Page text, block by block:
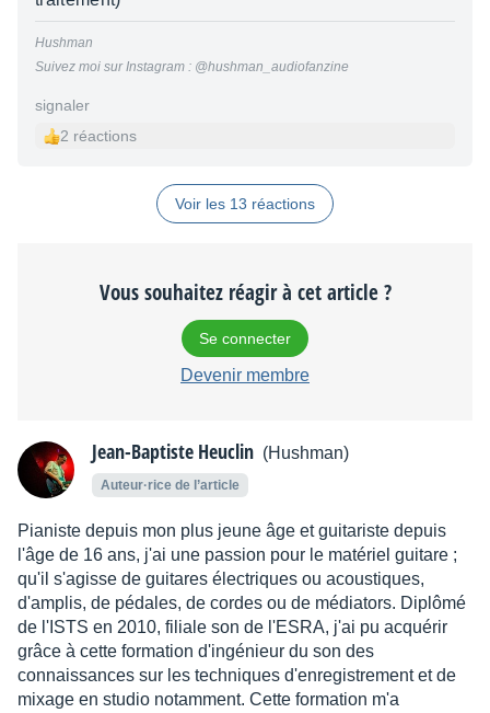
Hushman
Suivez moi sur Instagram : @hushman_audiofanzine
signaler
2 réactions
Voir les 13 réactions
Vous souhaitez réagir à cet article ?
Se connecter
Devenir membre
Jean-Baptiste Heuclin (Hushman)
Auteur·rice de l’article
Pianiste depuis mon plus jeune âge et guitariste depuis
l'âge de 16 ans, j'ai une passion pour le matériel guitare ;
qu'il s'agisse de guitares électriques ou acoustiques,
d'amplis, de pédales, de cordes ou de médiators. Diplômé
de l'ISTS en 2010, filiale son de l'ESRA, j'ai pu acquérir
grâce à cette formation d'ingénieur du son des
connaissances sur les techniques d'enregistrement et de
mixage en studio notamment. Cette formation m'a